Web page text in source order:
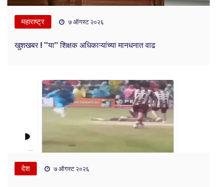
महाराष्ट्र ७ ऑगस्ट २०२६
खुशखबर ! ''या'' शिक्षक अधिकाऱ्यांच्या मानधनात वाढ
देश ७ ऑगस्ट २०२६